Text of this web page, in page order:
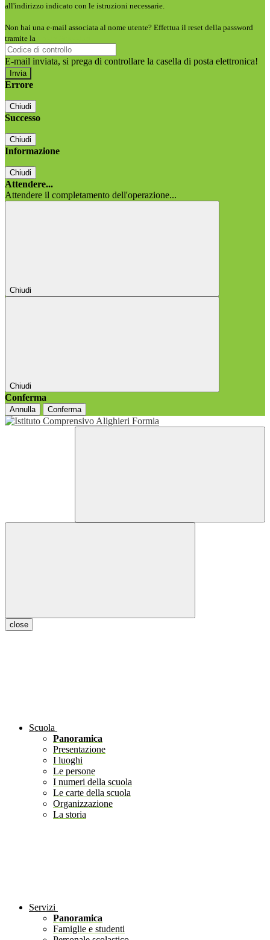
all'indirizzo indicato con le istruzioni necessarie.
Non hai una e-mail associata al nome utente? Effettua il reset della password
tramite la
E-mail inviata, si prega di controllare la casella di posta elettronica!
Errore
Chiudi
Successo
Chiudi
Informazione
Chiudi
Attendere...
Attendere il completamento dell'operazione...
Chiudi
Chiudi
Conferma
Annulla Conferma
close
Scuola
Panoramica
Presentazione
I luoghi
Le persone
I numeri della scuola
Le carte della scuola
Organizzazione
La storia
Servizi
Panoramica
Famiglie e studenti